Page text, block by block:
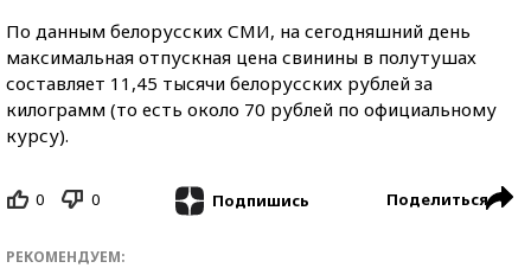
По данным белорусских СМИ, на сегодняшний день
максимальная отпускная цена свинины в полутушах
составляет 11,45 тысячи белорусских рублей за
килограмм (то есть около 70 рублей по официальному
курсу).
0 0 Подпишись Поделиться
РЕКОМЕНДУЕМ: